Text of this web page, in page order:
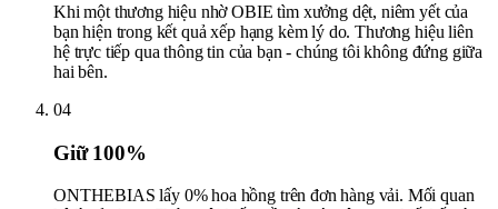
Khi một thương hiệu nhờ OBIE tìm xưởng dệt, niêm yết của
bạn hiện trong kết quả xếp hạng kèm lý do. Thương hiệu liên
hệ trực tiếp qua thông tin của bạn - chúng tôi không đứng giữa
hai bên.
04
Giữ 100%
ONTHEBIAS lấy 0% hoa hồng trên đơn hàng vải. Mối quan